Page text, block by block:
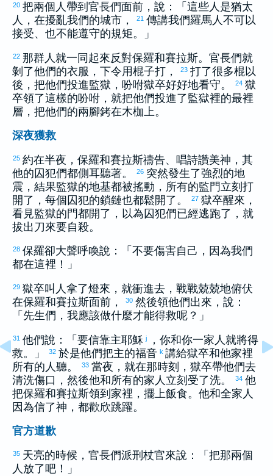
20 把兩個人帶到官長們面前，說：「這些人是猶太
人，在擾亂我們的城市，
21 傳講我們羅馬 人不可以
接受、也不能遵守的規矩。」
22 那群人就一同起來反對保羅和賽拉斯。官長們就
剝了他們的衣服，下令用棍子打，
23 打了很多棍以
後，把他們投進監獄，吩咐獄卒好好地看守。
24 獄
卒領了這樣的吩咐，就把他們投進了監獄裡的最裡
層，把他們的兩腳銬在木枷上。
深夜獲救
25 約在半夜， 保羅和賽拉斯禱告、唱詩讚美神，其
他的囚犯們都側耳聽著。
26 突然發生了強烈的地
震，結果監獄的地基都被搖動，所有的監門立刻打
開了，每個囚犯的鎖鏈也都鬆開了。
27 獄卒醒來，
看見監獄的門都開了，以為囚犯們已經逃跑了，就
拔出刀來要自殺。
28 保羅卻大聲呼喚說：「不要傷害自己，因為我們
都在這裡！」
29 獄卒叫人拿了燈來，就衝進去，戰戰兢兢地俯伏
在保羅和賽拉斯面前， 30 然後領他們出來，說：
「先生們，我應該做什麼才能得救呢？」
31 他們說：「要信靠主耶穌 j
，你和你一家人就將得
救。」
32 於是他們把主的福音 k 講給獄卒和他家裡
所有的人聽。
33 當夜，就在那時刻，獄卒帶他們去
清洗傷口，然後他和所有的家人立刻受了洗。
34 他
把保羅和賽拉斯領到家裡，擺上飯食。他和全家人
因為信了神，都歡欣跳躍。
官方道歉
35 天亮的時候，官長們派刑杖官來說：「把那兩個
人放了吧！」